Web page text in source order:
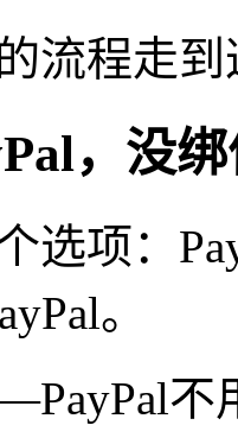
流程走
，没
选项：
。
不